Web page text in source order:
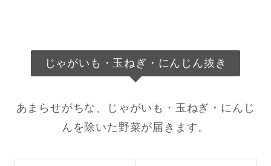
じゃがいも・玉ねぎ・にんじん抜き
あまらせがちな、じゃがいも・玉ねぎ・にんじ
んを除いた野菜が届きます。